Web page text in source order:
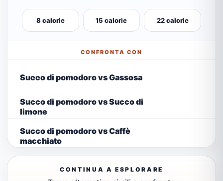
8 calorie 15 calorie 22 calorie
CONFRONTA CON
Succo di pomodoro vs Gassosa
Succo di pomodoro vs Succo di
limone
Succo di pomodoro vs Caffè
macchiato
CONTINUA A ESPLORARE